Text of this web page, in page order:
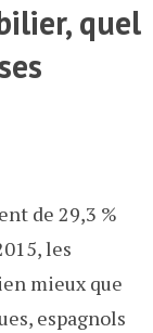
quel
de 29,3 %
les
mieux que
espagnols